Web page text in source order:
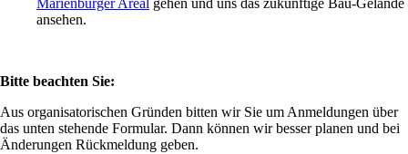
Marienburger Areal gehen und uns das zukünftige Bau-Gelände
ansehen.
Bitte beachten Sie:
Aus organisatorischen Gründen bitten wir Sie um Anmeldungen über
das unten stehende Formular. Dann können wir besser planen und bei
Änderungen Rückmeldung geben.